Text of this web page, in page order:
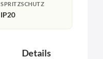
SPRITZSCHUTZ
IP20
Details